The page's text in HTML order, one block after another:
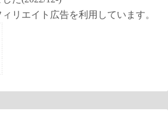
リエイト広告を利用しています。